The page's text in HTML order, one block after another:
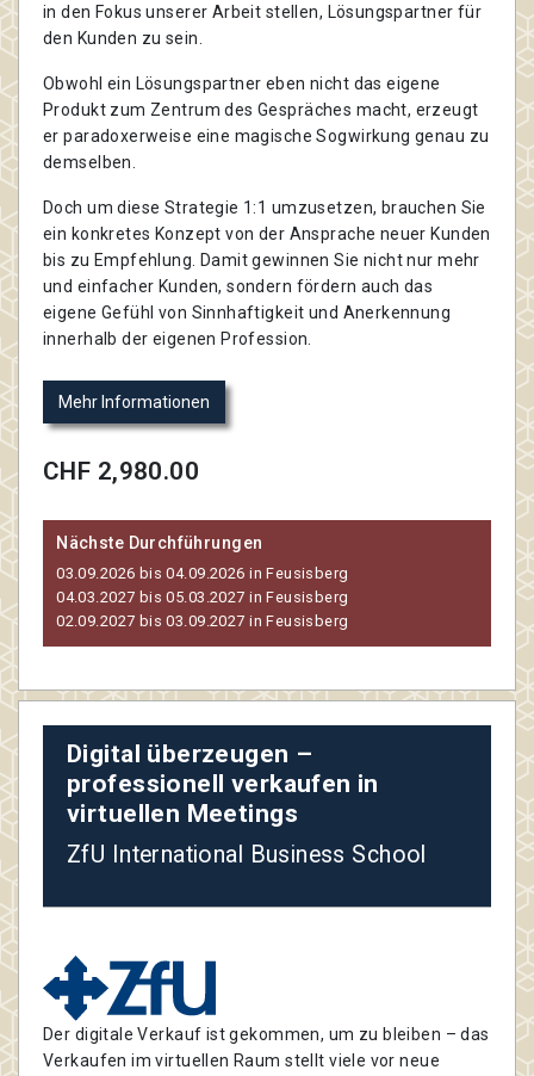
in den Fokus unserer Arbeit stellen, Lösungspartner für
den Kunden zu sein.
Obwohl ein Lösungspartner eben nicht das eigene
Produkt zum Zentrum des Gespräches macht, erzeugt
er paradoxerweise eine magische Sogwirkung genau zu
demselben.
Doch um diese Strategie 1:1 umzusetzen, brauchen Sie
ein konkretes Konzept von der Ansprache neuer Kunden
bis zu Empfehlung. Damit gewinnen Sie nicht nur mehr
und einfacher Kunden, sondern fördern auch das
eigene Gefühl von Sinnhaftigkeit und Anerkennung
innerhalb der eigenen Profession.
Mehr Informationen
CHF 2,980.00
Nächste Durchführungen
03.09.2026 bis 04.09.2026 in Feusisberg
04.03.2027 bis 05.03.2027 in Feusisberg
02.09.2027 bis 03.09.2027 in Feusisberg
Digital überzeugen –
professionell verkaufen in
virtuellen Meetings
ZfU International Business School
Der digitale Verkauf ist gekommen, um zu bleiben – das
Verkaufen im virtuellen Raum stellt viele vor neue